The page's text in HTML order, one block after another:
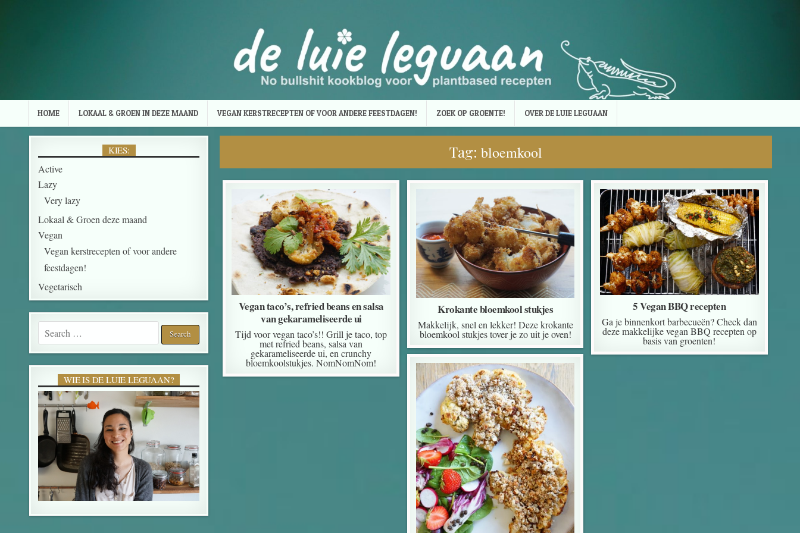
HOME LOKAAL & GROEN IN DEZE MAAND VEGAN KERSTRECEPTEN OF VOOR ANDERE FEESTDAGEN! ZOEK OP GROENTE! OVER DE LUIE LEGUAAN
Tag:bloemkool
Vegan taco’s, refried beans en salsa
van gekarameliseerde ui
Tijd voor vegan taco’s!! Grill je taco, top
met refried beans, salsa van
gekarameliseerde ui, en crunchy
bloemkoolstukjes. NomNomNom!
Krokante bloemkool stukjes
Makkelijk, snel en lekker! Deze krokante
bloemkool stukjes tover je zo uit je oven!
5 Vegan BBQ recepten
Ga je binnenkort barbecueën? Check dan
deze makkelijke vegan BBQ recepten op
basis van groenten!
KIES:
Active
Lazy
Very lazy
Lokaal & Groen deze maand
Vegan
Vegan kerstrecepten of voor andere
feestdagen!
Vegetarisch
Search for:
WIE IS DE LUIE LEGUAAN?